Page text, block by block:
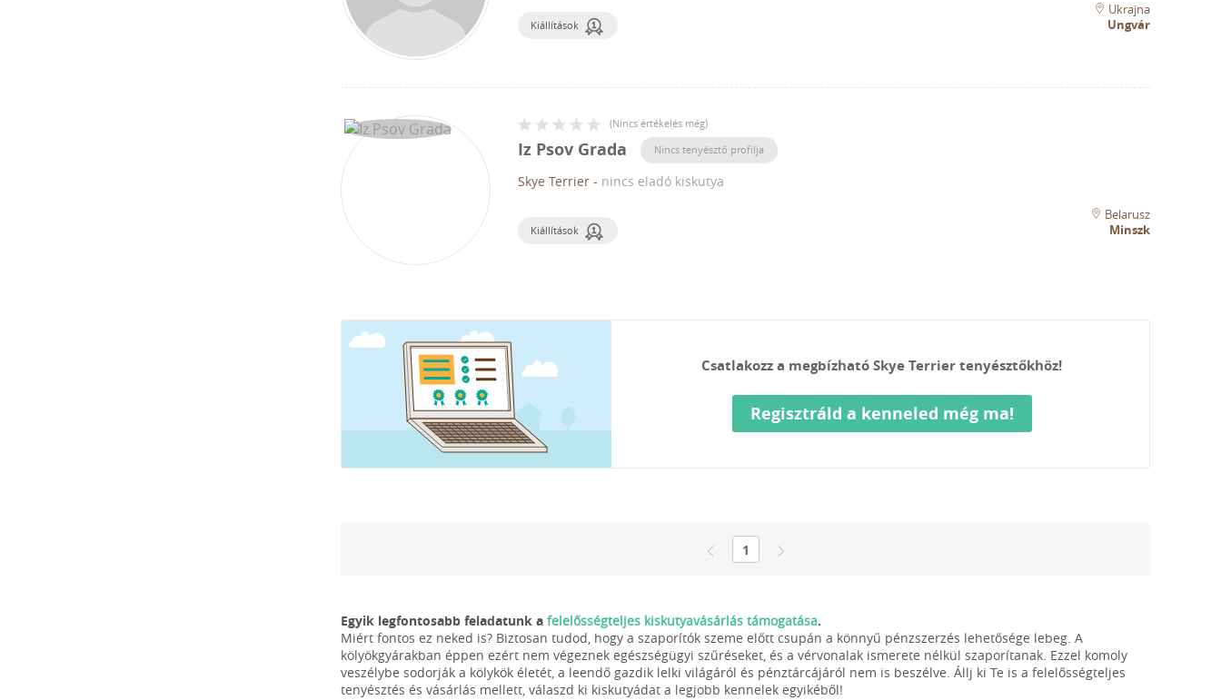
Kiállítások
Ukrajna
Ungvár
(Nincs értékelés még)
Iz Psov Grada Nincs tenyésztő profilja
Skye Terrier - nincs eladó kiskutya
Kiállítások
Belarusz
Minszk
Csatlakozz a megbízható Skye Terrier tenyésztőkhöz!
Regisztráld a kenneled még ma!
1
Egyik legfontosabb feladatunk a felelősségteljes kiskutyavásárlás támogatása.
Miért fontos ez neked is? Biztosan tudod, hogy a szaporítók szeme előtt csupán a könnyű pénzszerzés lehetősége lebeg. A
kölyökgyárakban éppen ezért nem végeznek egészségügyi szűréseket, és a vérvonalak ismerete nélkül szaporítanak. Ezzel komoly
veszélybe sodorják a kölykök életét, a leendő gazdik lelki világáról és pénztárcájáról nem is beszélve. Állj ki Te is a felelősségteljes
tenyésztés és vásárlás mellett, válaszd ki kiskutyádat a legjobb kennelek egyikéből!